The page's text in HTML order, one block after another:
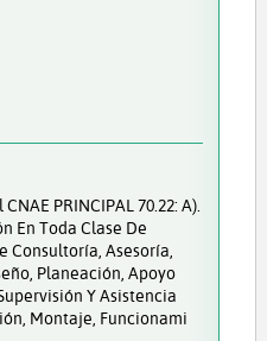
PRINCIPAL 70.22: A).
En Toda Clase De
Consultoría, Asesoría,
Planeación, Apoyo
Y Asistencia
Montaje, Funcionami